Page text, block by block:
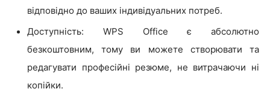
відповідно до ваших індивідуальних потреб.
Доступність: WPS Office є абсолютно
безкоштовним, тому ви можете створювати та
редагувати професійні резюме, не витрачаючи ні
копійки.